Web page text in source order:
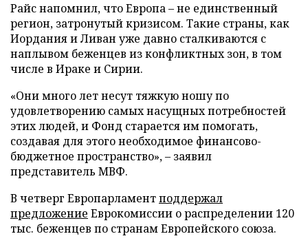
Райс напомнил, что Европа – не единственный
регион, затронутый кризисом. Такие страны, как
Иордания и Ливан уже давно сталкиваются с
наплывом беженцев из конфликтных зон, в том
числе в Ираке и Сирии.
«Они много лет несут тяжкую ношу по
удовлетворению самых насущных потребностей
этих людей, и Фонд старается им помогать,
создавая для этого необходимое финансово-
бюджетное пространство», – заявил
представитель МВФ.
В четверг Европарламентподдержал
предложение Еврокомиссии о распределении 120
тыс. беженцев по странам Европейского союза.